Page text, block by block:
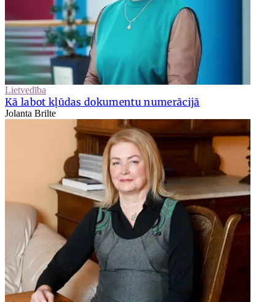
Lietvedība
Kā labot kļūdas dokumentu numerācijā
Jolanta Brilte